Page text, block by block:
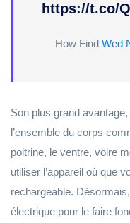
https://t.co/
— How Find Wed
Son plus grand avantage,
l’ensemble du corps
poitrine, le ventre, voire
utiliser l’appareil où que
rechargeable.
électrique pour le faire